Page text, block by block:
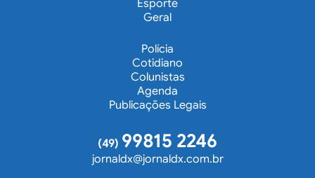
Esporte
Geral
Polícia
Cotidiano
Colunistas
Agenda
Publicações Legais
(49) 99815 2246
jornaldx@jornaldx.com.br